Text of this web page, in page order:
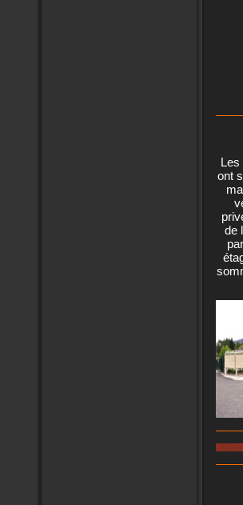
Les
ont
de